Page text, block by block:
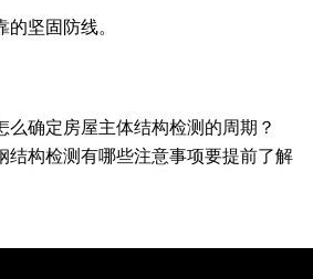
的坚固防线。
么确定房屋主体结构检测的周期？
结构检测有哪些注意事项要提前了解